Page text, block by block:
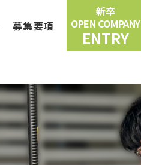
募集要項
新卒
OPEN COMPANY
ENTRY